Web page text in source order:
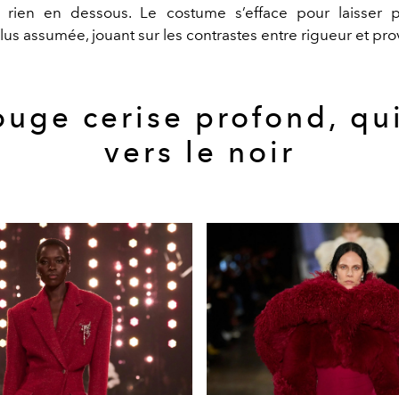
rien en dessous. Le costume s’efface pour laisser
assumée, jouant sur les contrastes entre rigueur et
cerise profond,
vers le noir